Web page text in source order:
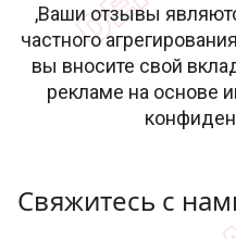
,Ваши отзывы
частного
вы вносите свой
рекламе на основе
Свяжитесь с